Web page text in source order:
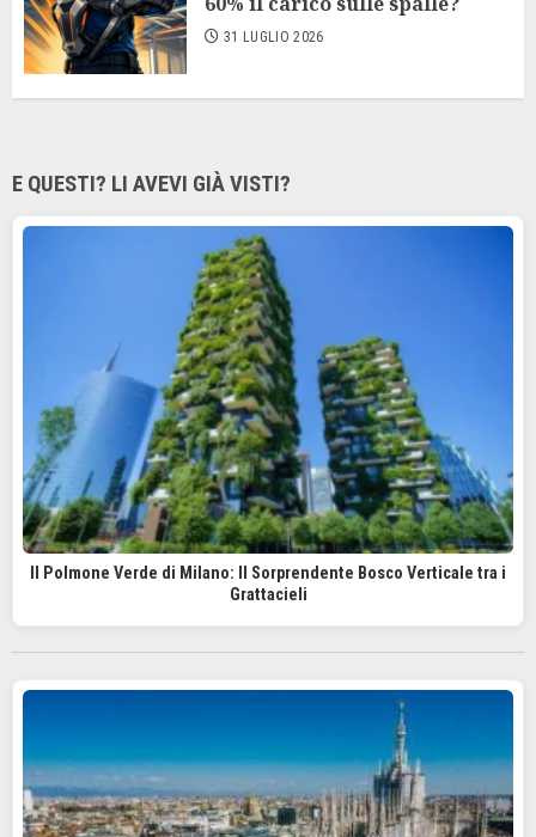
31 LUGLIO 2026
E QUESTI? LI AVEVI GIÀ VISTI?
Il Polmone Verde di Milano: Il Sorprendente Bosco Verticale tra i
Grattacieli